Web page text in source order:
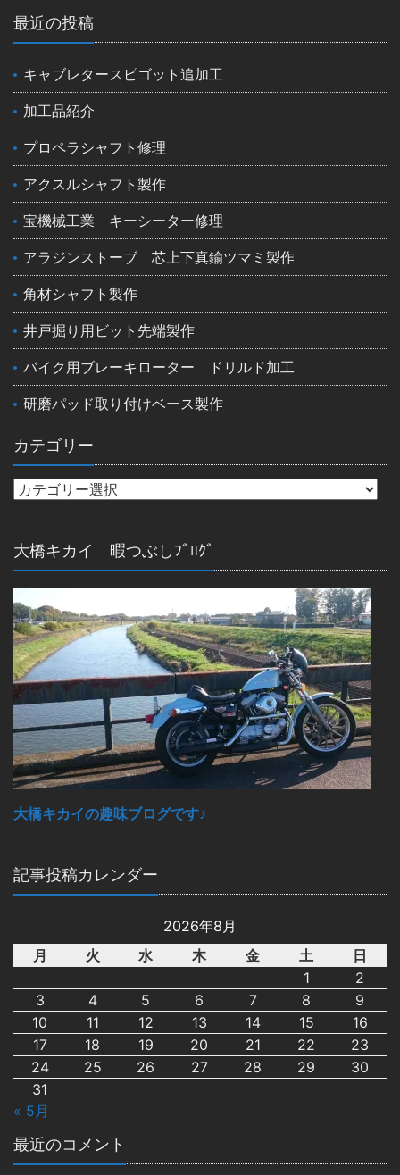
最近の投稿
キャブレタースピゴット追加工
加工品紹介
プロペラシャフト修理
アクスルシャフト製作
宝機械工業 キーシーター修理
アラジンストーブ 芯上下真鍮ツマミ製作
角材シャフト製作
井戸掘り用ビット先端製作
バイク用ブレーキローター ドリルド加工
研磨パッド取り付けベース製作
カテゴリー
大橋キカイ 暇つぶしﾌﾞﾛｸﾞ
大橋キカイの趣味ブログです♪
記事投稿カレンダー
2026年8月
月
火 水 木 金 土
日
1
2
3
4 5 6 7 8
9
10
11 12 13 14 15
16
17
18 19 20 21 22
23
24
25 26 27 28 29
30
31
« 5月
最近のコメント